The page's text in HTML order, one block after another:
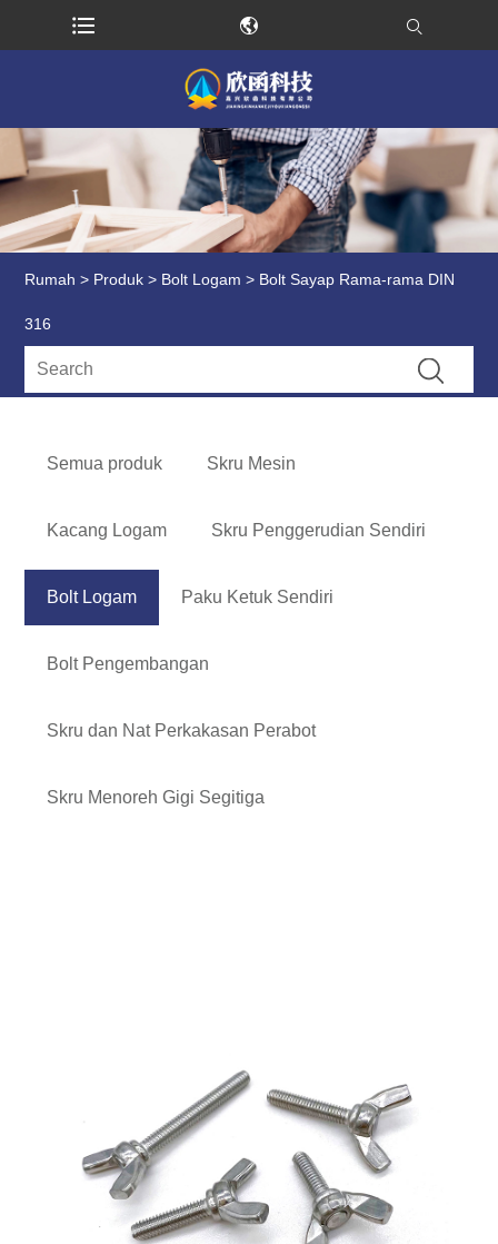
Rumah > Produk > Bolt Logam > Bolt Sayap Rama-rama DIN
316
Semua produk Skru Mesin
Kacang Logam Skru Penggerudian Sendiri
Bolt Logam Paku Ketuk Sendiri
Bolt Pengembangan
Skru dan Nat Perkakasan Perabot
Skru Menoreh Gigi Segitiga